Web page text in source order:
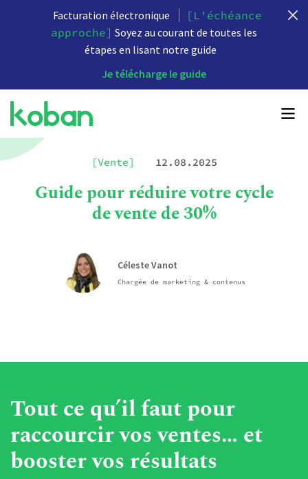
Facturation électronique
[L'échéance
approche] Soyez au courant de toutes les
étapes en lisant notre guide
Je télécharge le guide
[Vente] 12.08.2025
Guide pour réduire votre cycle
de vente de 30%
Céleste Vanot
Chargée de marketing & contenus
Tout ce qu’il faut pour
raccourcir vos ventes… et
booster vos résultats